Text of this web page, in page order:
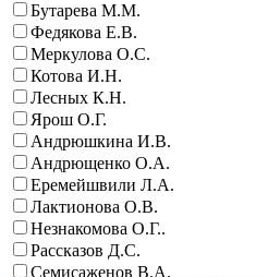
Бутарева М.М.
Федякова Е.В.
Меркулова О.С.
Котова И.Н.
Лесных К.Н.
Ярош О.Г.
Андрюшкина И.В.
Андрющенко О.А.
Еремейшвили Л.А.
Лактионова О.В.
Незнакомова О.Г..
Рассказов Д.С.
Семисаженов В.А.